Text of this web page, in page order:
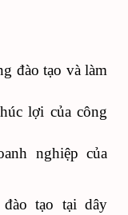
đào tạo và làm
lợi của công
nghiệp của
tạo tại dây